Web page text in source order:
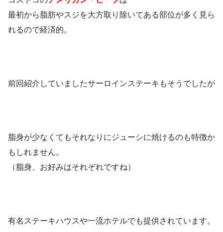
最初から脂肪やスジを大方取り除いてある部位が多く見ら
れるので経済的。
前回紹介していましたサーロインステーキもそうでしたが
脂身が少なくてもそれなりにジューシに焼けるのも特徴か
もしれません。
（脂身、お好みはそれぞれですね）
有名ステーキハウスや一流ホテルでも提供されています。